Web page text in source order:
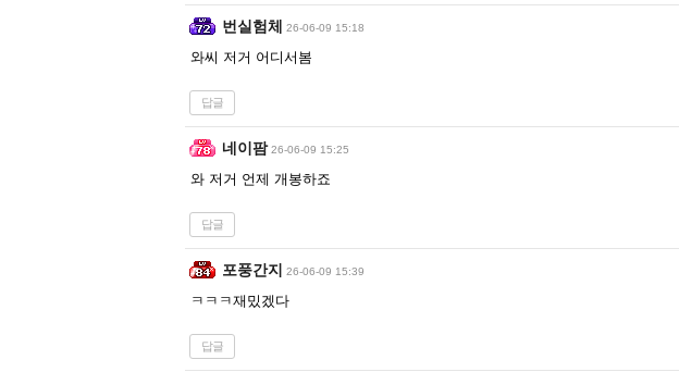
번실험체 26-06-09 15:18
와씨 저거 어디서봄
답글
네이팜 26-06-09 15:25
와 저거 언제 개봉하죠
답글
포풍간지 26-06-09 15:39
ㅋㅋㅋ재밌겠다
답글